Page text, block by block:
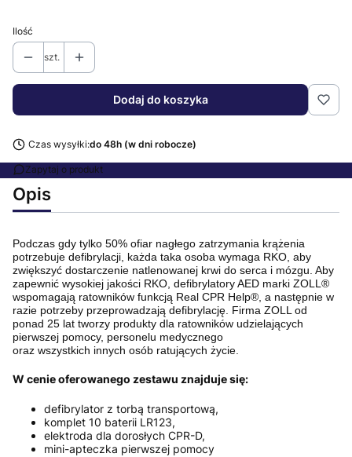
Ilość
szt.
Dodaj do koszyka
Czas wysyłki:do 48h (w dni robocze)
Zapytaj o produkt
Opis
Podczas gdy tylko 50% ofiar nagłego zatrzymania krążenia
potrzebuje defibrylacji, każda taka osoba wymaga RKO, aby
zwiększyć dostarczenie natlenowanej krwi do serca i mózgu. Aby
zapewnić wysokiej jakości RKO, defibrylatory AED marki ZOLL ®
wspomagają ratowników funkcją Real CPR Help® , a następnie w
razie potrzeby przeprowadzają defibrylację. Firma ZOLL od
ponad 25 lat tworzy produkty dla ratowników udzielających
pierwszej pomocy, personelu medycznego
oraz wszystkich innych osób ratujących życie
W cenie oferowanego zestawu znajduje się:
defibrylator z torbą transportową,
komplet 10 baterii LR123,
elektroda dla dorosłych CPR-D,
mini-apteczka pierwszej pomocy